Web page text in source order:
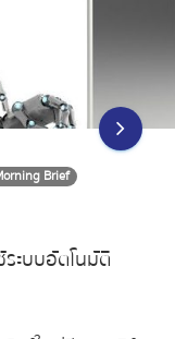
Brief
ระบบอัตโนมัติ